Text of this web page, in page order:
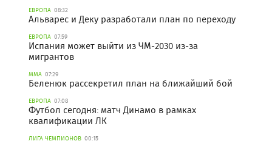
ЕВРОПА 08:32
Альварес и Деку разработали план по переходу
ЕВРОПА 07:59
Испания может выйти из ЧМ-2030 из-за
мигрантов
ММА 07:29
Беленюк рассекретил план на ближайший бой
ЕВРОПА 07:08
Футбол сегодня: матч Динамо в рамках
квалификации ЛК
ЛИГА ЧЕМПИОНОВ 00:15